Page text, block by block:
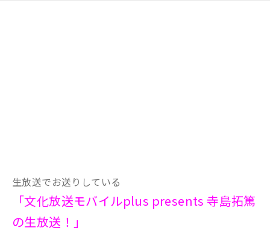
生放送でお送りしている
「文化放送モバイルplus presents 寺島拓篤
の生放送！」